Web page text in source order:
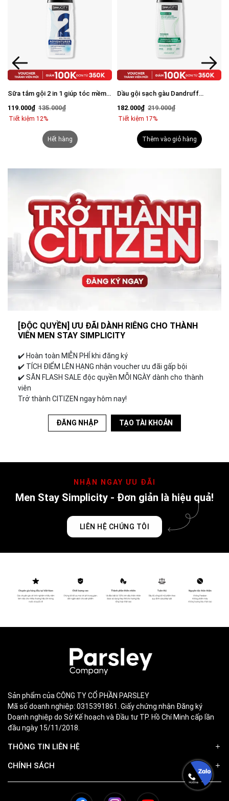
Sữa tắm gội 2 in 1 giúp tóc mềm
119.000₫ 135.000₫
Tiết kiệm 12%
Hết hàng
Dầu gội sạch gàu Dandruff
250ml
182.000₫ 219.000₫
Tiết kiệm 17%
Thêm vào giỏ hàng
[ĐỘC QUYỀN] ƯU ĐÃI DÀNH RIÊNG CHO THÀNH
VIÊN MEN STAY SIMPLICITY
✔️︎ Hoàn toàn MIỄN PHÍ khi đăng ký
✔️︎ TÍCH ĐIỂM LÊN HẠNG nhận voucher ưu đãi gấp bội
✔️︎ SĂN FLASH SALE độc quyền MỖI NGÀY dành cho thành
viên
Trở thành CITIZEN ngay hôm nay!
ĐĂNG NHẬP TẠO TÀI KHOẢN
NHẬN NGAY ƯU ĐÃI
Men Stay Simplicity - Đơn giản là hiệu quả!
LIÊN HỆ CHÚNG TÔI
Sản phẩm của CÔNG TY CỔ PHẦN PARSLEY
Mã số doanh nghiệp: 0315391861. Giấy chứng nhận Đăng ký
Doanh nghiệp do Sở Kế hoạch và Đầu tư TP. Hồ Chí Minh cấp lần
đầu ngày 15/11/2018.
THÔNG TIN LIÊN HỆ
CHÍNH SÁCH